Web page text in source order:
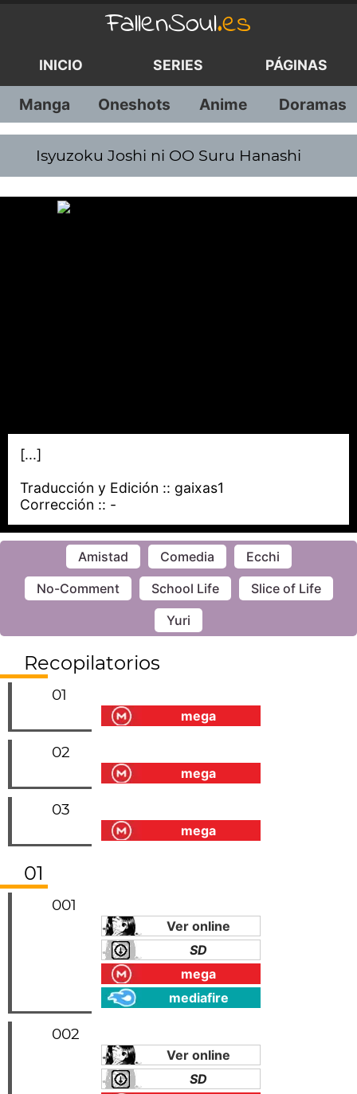
FallenSoul.es
INICIO SERIES PÁGINAS
Manga Oneshots Anime Doramas
Isyuzoku Joshi ni OO Suru Hanashi
[...]
Traducción y Edición :: gaixas1
Corrección :: -
Amistad Comedia
Ecchi
No-Comment
School Life
Slice of Life
Yuri
Recopilatorios
01
mega
02
mega
03
mega
01
001
Ver online
SD
mega
mediafire
002
Ver online
SD